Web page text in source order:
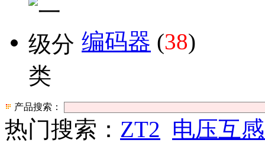
编码器 (38)
产品搜索：
热门搜索： ZT2 电压互